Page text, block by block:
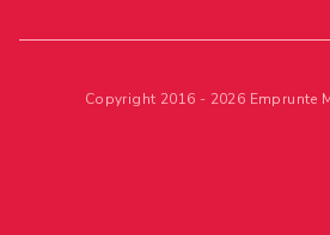
Copyright 2016 - 2026 Emprunte